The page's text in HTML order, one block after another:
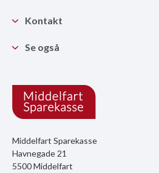
Middelfart Sparekasse
Havnegade 21
5500 Middelfart
Kontakt
Se også